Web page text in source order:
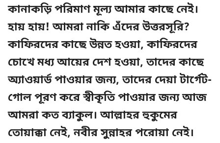
কানাকড়ি পরিমাণ মূল্য আমার কাছে নেই।
হায় হায়! আমরা নাকি এঁদের উত্তরসূরি?
কাফিরদের কাছে উন্নত হওয়া, কাফিরদের
চোখে মধ্য আয়ের দেশ হওয়া, তাদের কাছে
অ্যাওয়ার্ড পাওয়ার জন্য, তাদের দেয়া টার্গেট-
গোল পূরণ করে স্বীকৃতি পাওয়ার জন্য আজ
আমরা কত ব্যাকুল। আল্লাহর হুকুমের
তোয়াক্কা নেই, নবীর সুন্নাহর পরোয়া নেই।